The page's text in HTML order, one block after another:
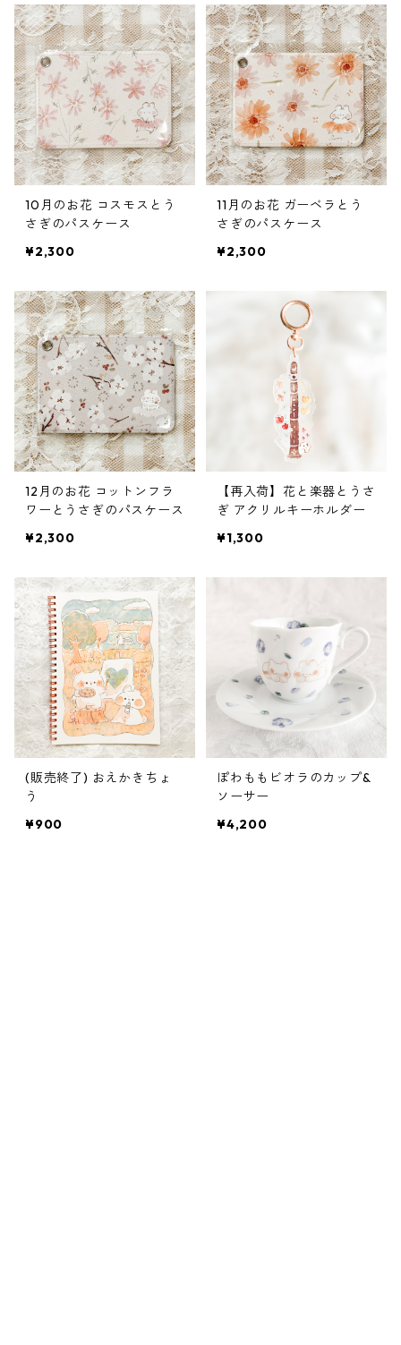
10月のお花 コスモスとう
さぎのパスケース
¥2,300
11月のお花 ガーベラとう
さぎのパスケース
¥2,300
12月のお花 コットンフラ
ワーとうさぎのパスケース
¥2,300
【再入荷】花と楽器とうさ
ぎ アクリルキーホルダー
¥1,300
(販売終了) おえかきちょ
う
¥900
ぽわももビオラのカップ&
ソーサー
¥4,200